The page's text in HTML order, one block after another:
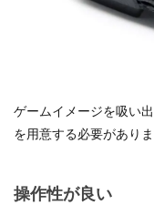
ゲームイメージを吸い
を用意する必要がありま
操作性が良い